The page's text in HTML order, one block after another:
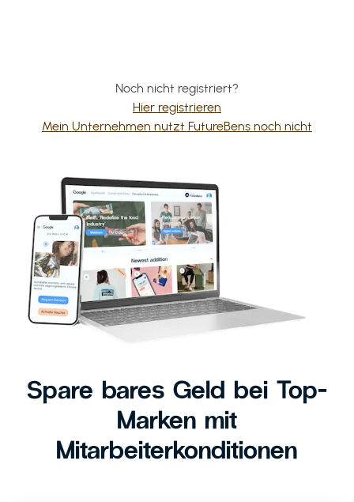
Noch nicht registriert?
Hier registrieren
Mein Unternehmen nutzt FutureBens noch nicht
Spare bares Geld bei Top-
Marken mit
Mitarbeiterkonditionen